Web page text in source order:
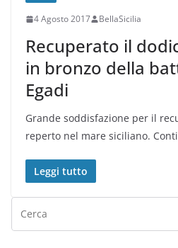
4 Agosto 2017 BellaSicilia
Recuperato il
in bronzo della
Egadi
Grande soddisfazione per il
reperto nel mare siciliano.
Leggi tutto